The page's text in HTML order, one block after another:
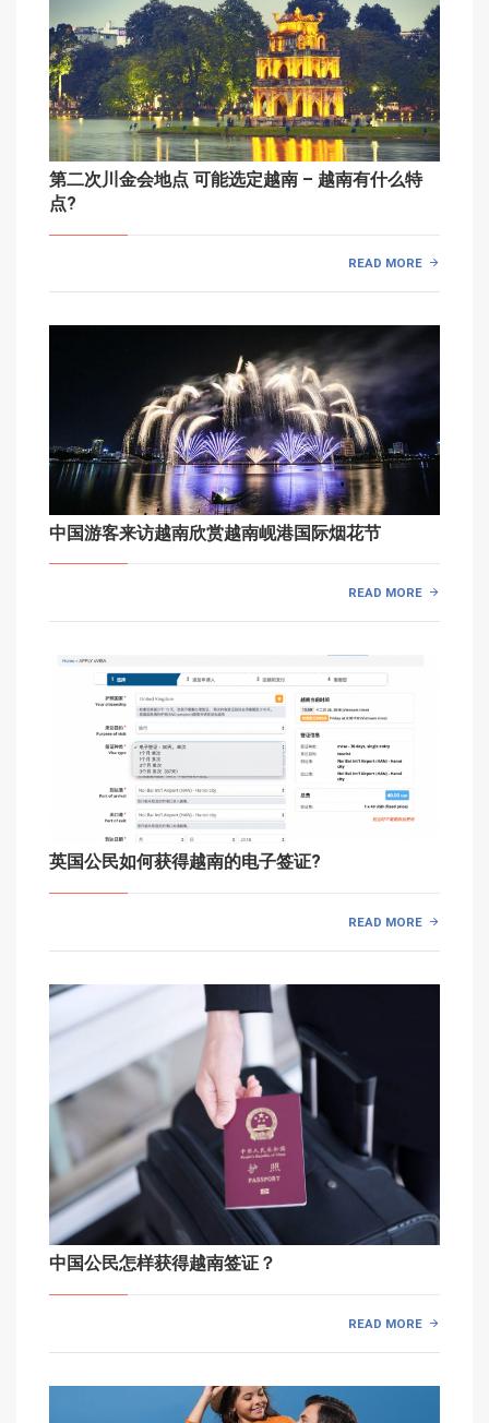
第二次川金会地点 可能选定越南 – 越南有什么特
点?
READ MORE
中国游客来访越南欣赏越南岘港国际烟花节
READ MORE
英国公民如何获得越南的电子签证?
READ MORE
中国公民怎样获得越南签证？
READ MORE